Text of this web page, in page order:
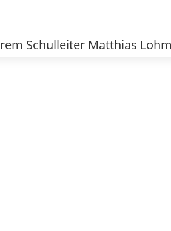
Schulleiter Matthias